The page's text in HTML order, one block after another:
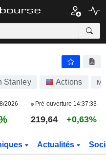
Stanley Actions
2026 Pré-ouverture 14:37:33
219,64 +0,63%
Actualités